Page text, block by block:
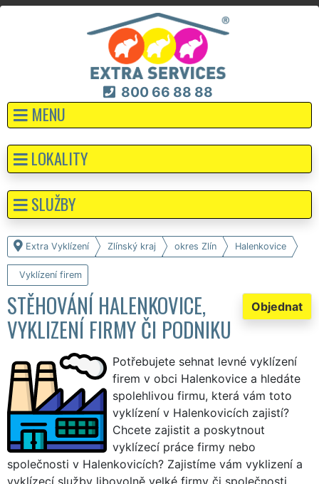
800 66 88 88
MENU
Extra Vyklízení Zlínský kraj okres Zlín Halenkovice
Vyklízení firem
Objednat
STĚHOVÁNÍ HALENKOVICE,
VYKLIZENÍ FIRMY ČI PODNIKU
Potřebujete sehnat levné vyklízení
firem v obci Halenkovice a hledáte
spolehlivou firmu, která vám toto
vyklízení v Halenkovicích zajistí?
Chcete zajistit a poskytnout
vyklízecí práce firmy nebo
společnosti v Halenkovicích? Zajistíme vám vyklizení a
vyklízecí služby libovolně velké firmy či společnosti,
LOKALITY
SLUŽBY